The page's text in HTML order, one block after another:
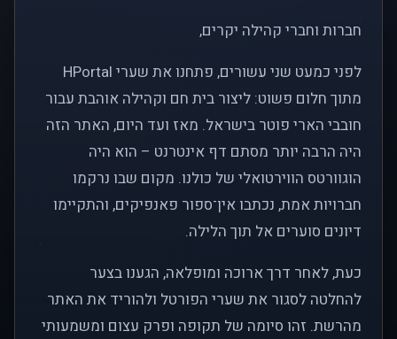
חברות וחברי קהילה יקרים,
לפני כמעט שני עשורים, פתחנו את שערי HPortal
מתוך חלום פשוט: ליצור בית חם וקהילה אוהבת עבור
חובבי הארי פוטר בישראל. מאז ועד היום, האתר הזה
היה הרבה יותר מסתם דף אינטרנט – הוא היה
הוגוורטס הווירטואלי של כולנו. מקום שבו נרקמו
חברויות אמת, נכתבו אין־ספור פאנפיקים, והתקיימו
דיונים סוערים אל תוך הלילה.
כעת, לאחר דרך ארוכה ומופלאה, הגענו בצער
להחלטה לסגור את שערי הפורטל ולהוריד את האתר
מהרשת. זהו סיומה של תקופה ופרק עצום ומשמעותי